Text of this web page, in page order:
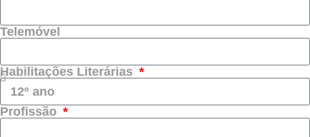
Telemóvel
Habilitações Literárias
Profissão